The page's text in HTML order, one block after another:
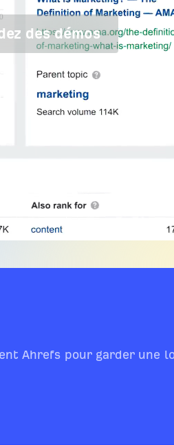
des démos
Ahrefs pour garder une